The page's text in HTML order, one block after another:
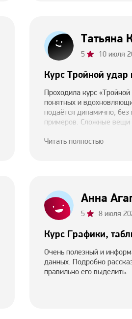
Татьяна
5 10 июля
Курс Тройной удар
Проходила курс
понятных и
подаётся динамично,
примеров. Сложные вещи
технические навыки при
подумал. Однозначно
быстро, красиво и
Читать полностью
Анна
5 8 июля
Курс Графики,
Очень полезный и
данных. Подробно
правильно его выделить.